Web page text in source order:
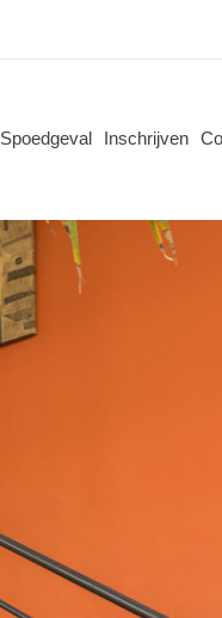
Spoedgeval Inschrijven